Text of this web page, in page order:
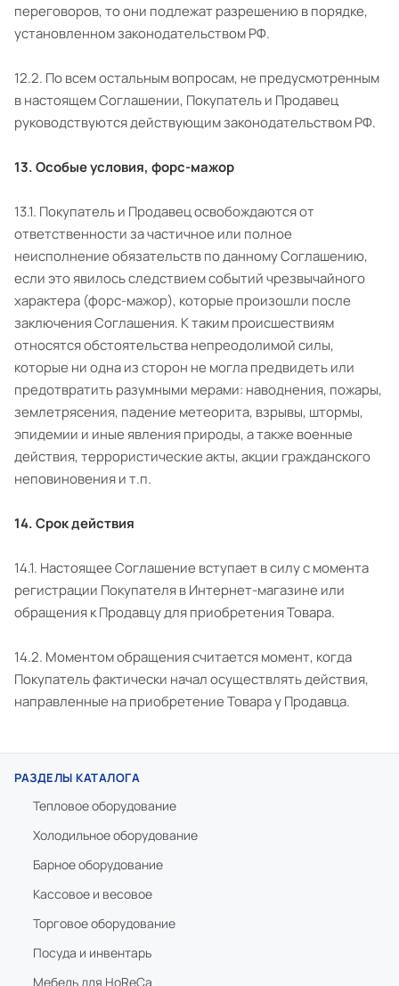
переговоров, то они подлежат разрешению в порядке,
установленном законодательством РФ.
12.2. По всем остальным вопросам, не предусмотренным
в настоящем Соглашении, Покупатель и Продавец
руководствуются действующим законодательством РФ.
13. Особые условия, форс-мажор
13.1. Покупатель и Продавец освобождаются от
ответственности за частичное или полное
неисполнение обязательств по данному Соглашению,
если это явилось следствием событий чрезвычайного
характера (форс-мажор), которые произошли после
заключения Соглашения. К таким происшествиям
относятся обстоятельства непреодолимой силы,
которые ни одна из сторон не могла предвидеть или
предотвратить разумными мерами: наводнения, пожары,
землетрясения, падение метеорита, взрывы, штормы,
эпидемии и иные явления природы, а также военные
действия, террористические акты, акции гражданского
неповиновения и т.п.
14. Срок действия
14.1. Настоящее Соглашение вступает в силу с момента
регистрации Покупателя в Интернет-магазине или
обращения к Продавцу для приобретения Товара.
14.2. Моментом обращения считается момент, когда
Покупатель фактически начал осуществлять действия,
направленные на приобретение Товара у Продавца.
РАЗДЕЛЫ КАТАЛОГА
Тепловое оборудование
Холодильное оборудование
Барное оборудование
Кассовое и весовое
Торговое оборудование
Посуда и инвентарь
Мебель для HoReCa